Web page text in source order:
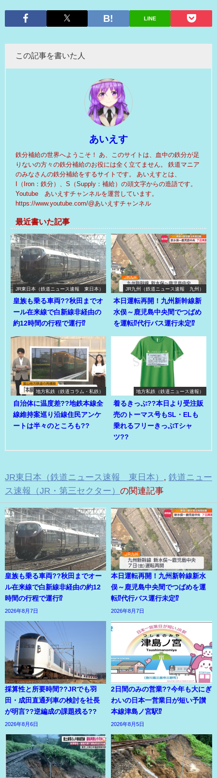
LINE
この記事を書いた人
あいえす
鉄分補給の世界へようこそ！ あ、このサイトは、血中の鉄分が足
りないの方々の鉄分補給のお役には全く立てません。 鉄道マニア
のみなさんの鉄分補給をするサイトです。 あいえすとは、
I（Iron：鉄分）、S（Supply：補給）の頭文字からの造語です。
Youtube あいえすチャンネルを運営しています。
https://www.youtube.com/@あいえすチャンネル
最近書いた記事
JR東日本（鉄道ニュース速報 東日本）
皇族も乗る車両??秋田までオ
ール在来線で白新線非経由の
約12時間の行程で運行⁉
JR九州（鉄道ニュース速報 九州）
本日運転再開！九州新幹線新
水俣～鹿児島中央間でつばめ
を運転⁉代行バス運行未定⁉
地方私鉄（鉄道コラム・私鉄）
自治体に温度差??地鉄本線全
線維持案巡り沿線住民アンケ
ートは半々のところも??
地方私鉄（鉄道ニュース速報）
着るきっぷ??本日より受注販
売のトーマス号もSL・ELも
乗れるフリーきっぷTシャ
ツ??
JR東日本（鉄道ニュース速報 東日本） , 鉄道ニュー
ス速報（JR・第三セクター） の関連記事
皇族も乗る車両??秋田までオー
ル在来線で白新線非経由の約12
時間の行程で運行⁉
2026年8月7日
本日運転再開！九州新幹線新水
俣～鹿児島中央間でつばめを運
転⁉代行バス運行未定⁉
2026年8月7日
採算性と所要時間??JRでも羽
田・成田直通列車の検討を社長
が明言??逆編成の課題残る??
2026年8月6日
2日間のみの営業??今年も大にぎ
わいの日本一営業日が短い予讃
本線津島ノ宮駅⁉
2026年8月5日